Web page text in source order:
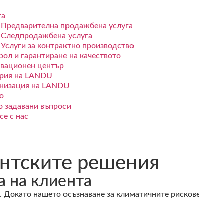
Предварителна продажбена услуга
Следпродажбена услуга
Услуги за контрактно производство
и гарантиране на качеството
център
на LANDU
на LANDU
задавани въпроси
с нас
решения
на клиента
нашето осъзнаване за климатичните